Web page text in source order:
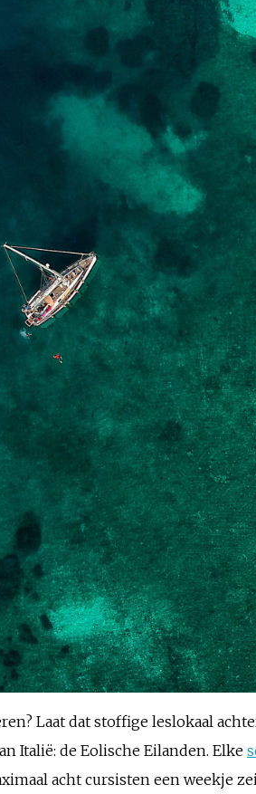
Laat dat stoffige leslokaal
Italië: de Eolische Eilanden. Elke
acht cursisten een weekje